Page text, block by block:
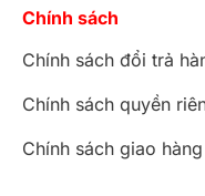
Chính sách
Chính sách đổi trả
Chính sách quyền
Chính sách giao hàng